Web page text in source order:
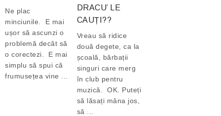
Ne plac
minciunile. E mai
ușor să ascunzi o
problemă decât să
o corectezi. E mai
simplu să spui că
frumusețea vine ...
DRACU’ LE
CAUȚI??
Vreau să ridice
două degete, ca la
școală, bărbații
singuri care merg
în club pentru
muzică. OK. Puteți
să lăsați mâna jos,
să ...